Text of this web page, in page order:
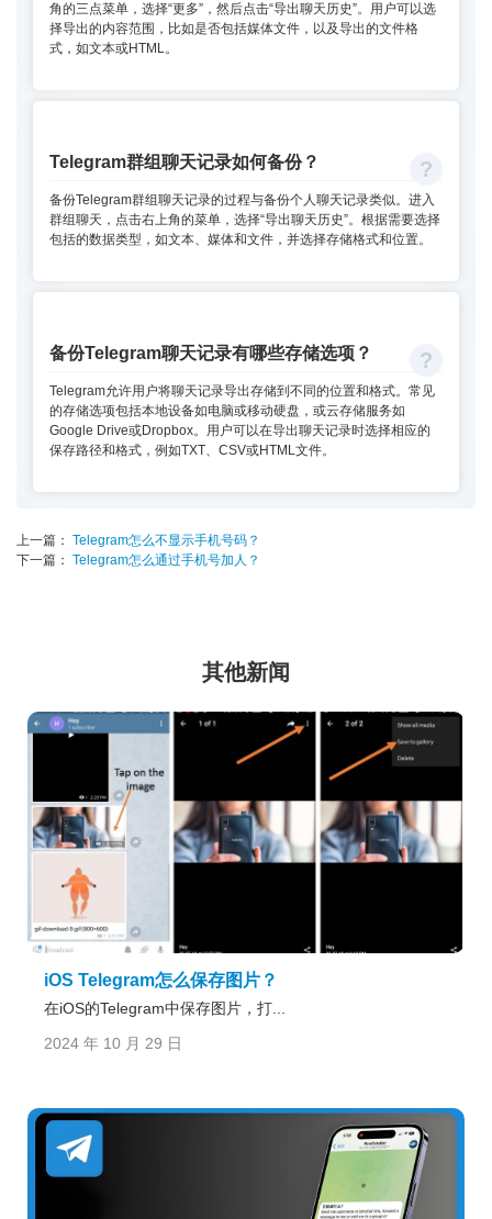
角的三点菜单，选择“更多”，然后点击“导出聊天历史”。用户可以选
择导出的内容范围，比如是否包括媒体文件，以及导出的文件格
式，如文本或HTML。
Telegram群组聊天记录如何备份？
备份Telegram群组聊天记录的过程与备份个人聊天记录类似。进入
群组聊天，点击右上角的菜单，选择“导出聊天历史”。根据需要选择
包括的数据类型，如文本、媒体和文件，并选择存储格式和位置。
备份Telegram聊天记录有哪些存储选项？
Telegram允许用户将聊天记录导出存储到不同的位置和格式。常见
的存储选项包括本地设备如电脑或移动硬盘，或云存储服务如
Google Drive或Dropbox。用户可以在导出聊天记录时选择相应的
保存路径和格式，例如TXT、CSV或HTML文件。
上一篇： Telegram怎么不显示手机号码？
下一篇： Telegram怎么通过手机号加人？
其他新闻
iOS Telegram怎么保存图片？
在iOS的Telegram中保存图片，打...
2024 年 10 月 29 日